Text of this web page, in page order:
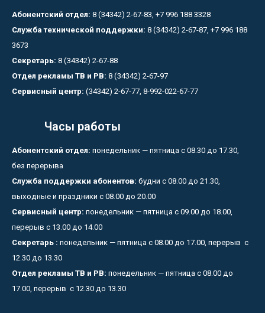
Абонентский отдел: 8 (34342) 2-67-83, +7 996 188 3328
Служба технической поддержки: 8 (34342) 2-67-87, +7 996 188
3673
Секретарь: 8 (34342) 2-67-88
Отдел рекламы ТВ и РВ: 8 (34342) 2-67-97
Сервисный центр: (34342) 2-67-77, 8-992-022-67-77
Часы работы
Абонентский отдел: понедельник — пятница с 08.30 до 17.30,
без перерыва
Служба поддержки абонентов: будни с 08.00 до 21.30,
выходные и праздники с 08.00 до 20.00
Сервисный центр: понедельник — пятница с 09.00 до 18.00,
перерыв с 13.00 до 14.00
Секретарь : понедельник — пятница с 08.00 до 17.00, перерыв с
12.30 до 13.30
Отдел рекламы ТВ и РВ: понедельник — пятница с 08.00 до
17.00, перерыв с 12.30 до 13.30